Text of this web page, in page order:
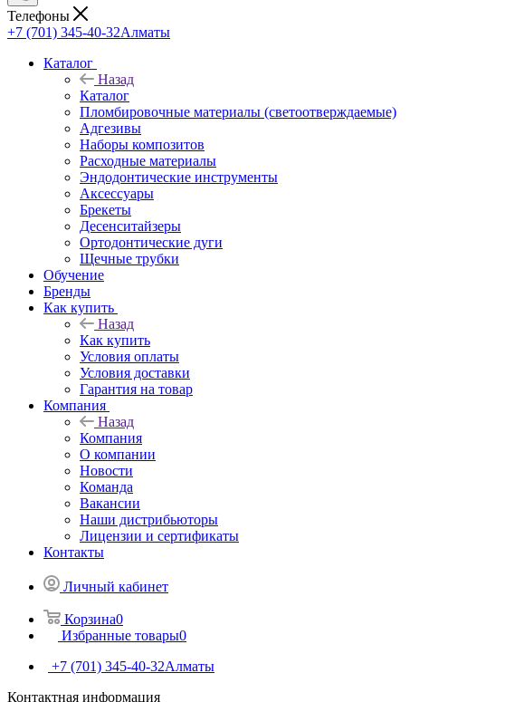
Телефоны
+7 (701) 345-40-32Алматы
Каталог
Назад
Каталог
Пломбировочные материалы (светоотверждаемые)
Адгезивы
Наборы композитов
Расходные материалы
Эндодонтические инструменты
Аксессуары
Брекеты
Десенситайзеры
Ортодонтические дуги
Щечные трубки
Обучение
Бренды
Как купить
Назад
Как купить
Условия оплаты
Условия доставки
Гарантия на товар
Компания
Назад
Компания
О компании
Новости
Команда
Вакансии
Наши дистрибьюторы
Лицензии и сертификаты
Контакты
Личный кабинет
Корзина0
Избранные товары0
+7 (701) 345-40-32Алматы
Контактная информация